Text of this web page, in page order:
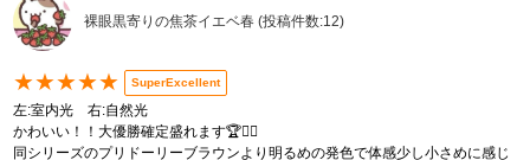
裸眼黒寄りの焦茶イエベ春 (投稿件数:12)
★★★★★ SuperExcellent
左:室内光 右:自然光
かわいい！！大優勝確定盛れます🏆❤️‍🔥
同シリーズのプリドーリーブラウンより明るめの発色で体感少し小さめに感じ